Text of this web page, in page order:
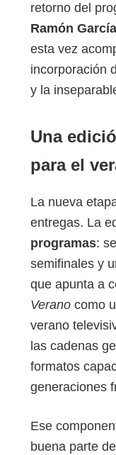
retorno del
Ramón García
esta vez
incorporación
y la
Una
para el
La nueva
entregas. La
programas:
semifinales y
que apunta a
Verano como
verano
las cadenas
formatos
generaciones
Ese
buena parte